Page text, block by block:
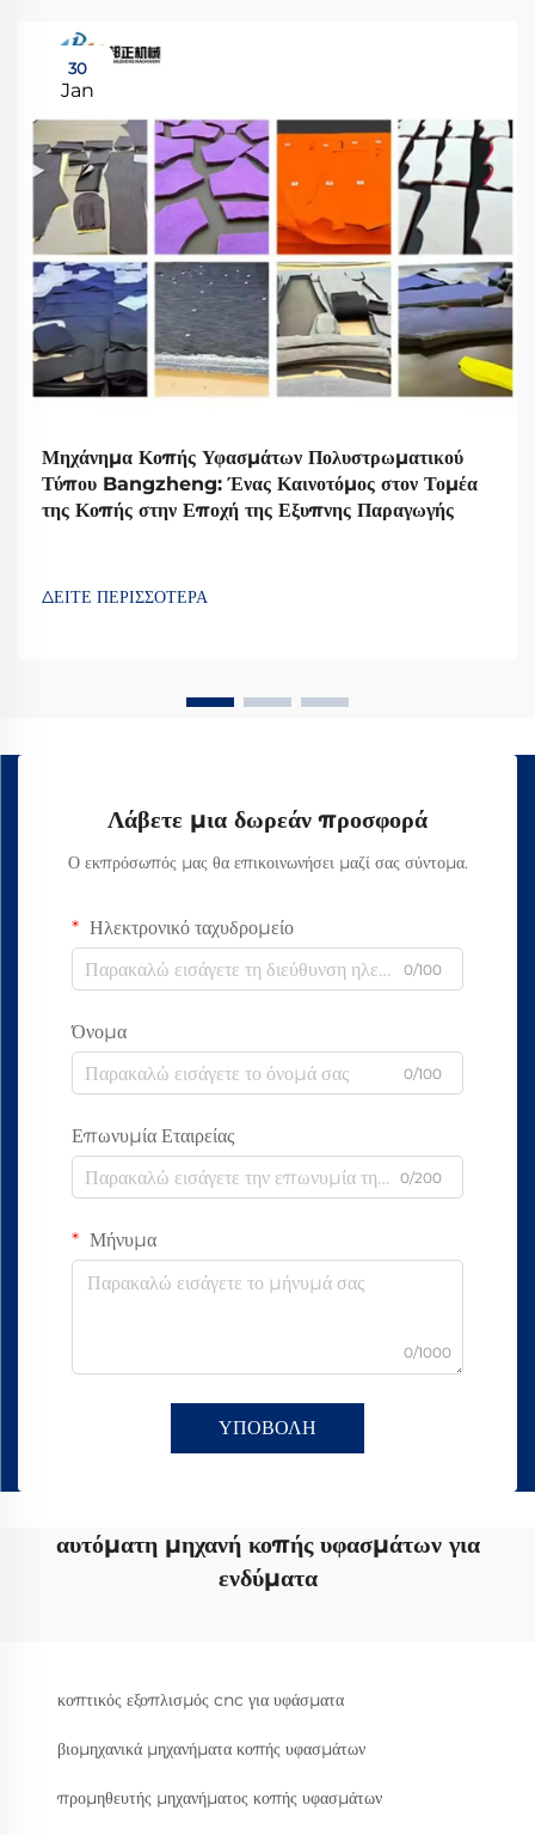
30
Jan
Μηχάνημα Κοπής Υφασμάτων Πολυστρωματικού
Τύπου Bangzheng: Ένας Καινοτόμος στον Τομέα
της Κοπής στην Εποχή της Εξυπνης Παραγωγής
ΔΕΙΤΕ ΠΕΡΙΣΣΟΤΕΡΑ
Λάβετε μια δωρεάν προσφορά
Ο εκπρόσωπός μας θα επικοινωνήσει μαζί σας σύντομα.
Ηλεκτρονικό ταχυδρομείο
0/100
Όνομα
0/100
Επωνυμία Εταιρείας
0/200
Μήνυμα
0/1000
ΥΠΟΒΟΛΗ
αυτόματη μηχανή κοπής υφασμάτων για
ενδύματα
κοπτικός εξοπλισμός cnc για υφάσματα
βιομηχανικά μηχανήματα κοπής υφασμάτων
προμηθευτής μηχανήματος κοπής υφασμάτων